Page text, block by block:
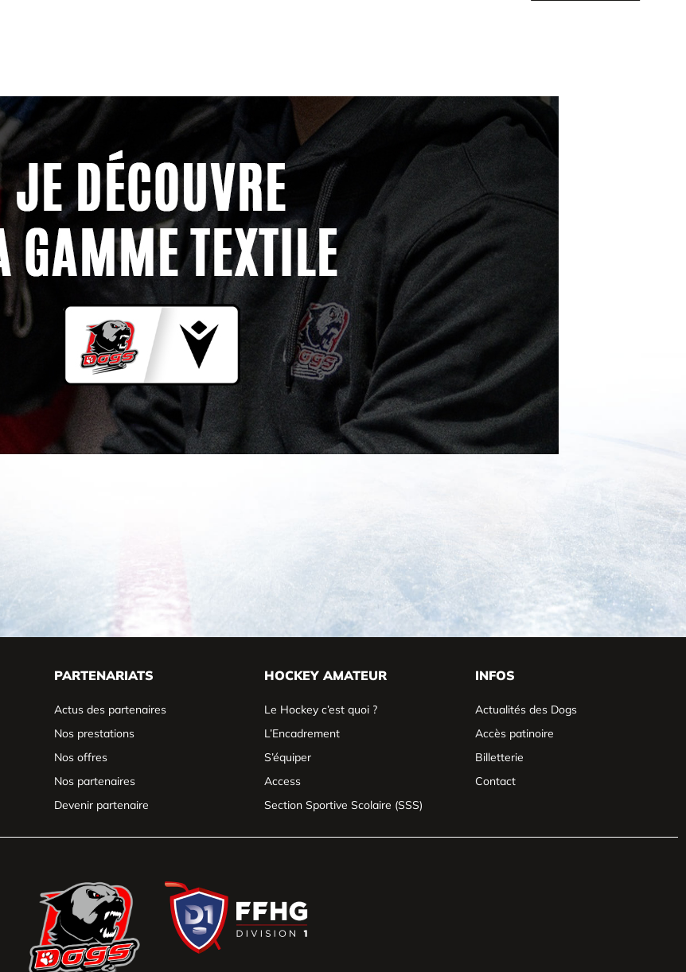
PARTENARIATS
Actus des partenaires
Nos prestations
Nos offres
Nos partenaires
Devenir partenaire
HOCKEY AMATEUR
Le Hockey c’est quoi ?
L’Encadrement
S’équiper
Access
Section Sportive Scolaire (SSS)
INFOS
Actualités des Dogs
Accès patinoire
Billetterie
Contact